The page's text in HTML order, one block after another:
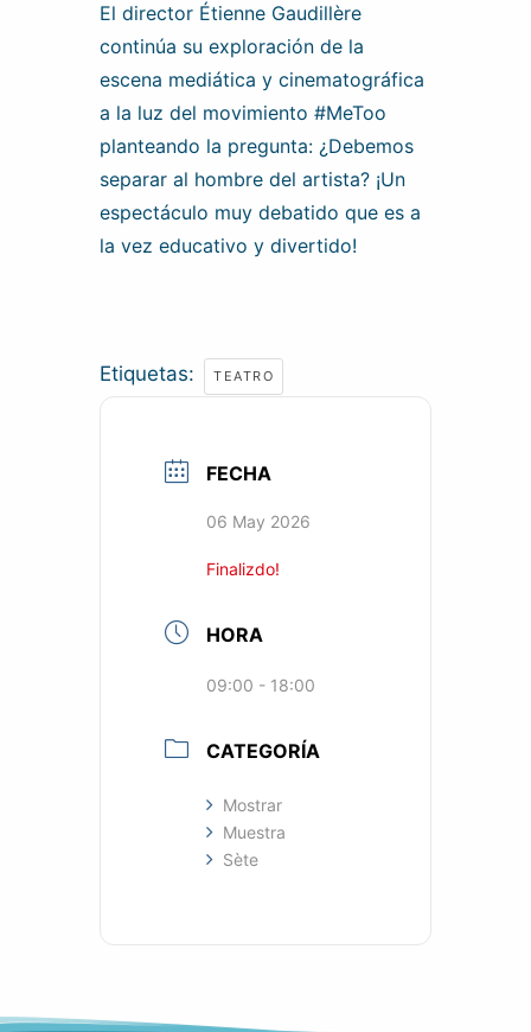
El director Étienne Gaudillère
continúa su exploración de la
escena mediática y cinematográfica
a la luz del movimiento #MeToo
planteando la pregunta: ¿Debemos
separar al hombre del artista? ¡Un
espectáculo muy debatido que es a
la vez educativo y divertido!
Etiquetas: TEATRO
FECHA
06 May 2026
Finalizdo!
HORA
09:00 - 18:00
CATEGORÍA
Mostrar
Muestra
Sète